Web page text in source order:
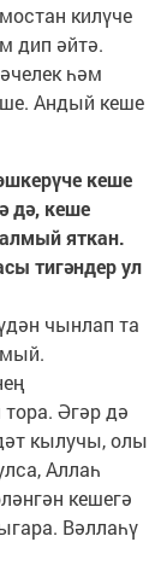
килүче
дип әйтә.
һәм
Андый кеше
кеше
дә, кеше
алмый яткан.
тигәндер ул
чынлап та
Әгәр дә
кылучы, олы
Аллаһ
кешегә
Вәллаһү